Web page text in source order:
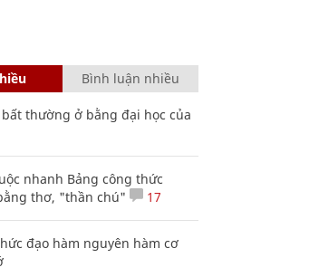
Bình luận nhiều
thường ở bằng đại học của
nhanh Bảng công thức
thơ, "thần chú"
17
đạo hàm nguyên hàm cơ